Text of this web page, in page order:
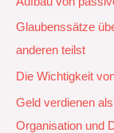
Glaubenssätze
anderen teilst
Die Wichtigkeit
Geld verdienen
Organisation und